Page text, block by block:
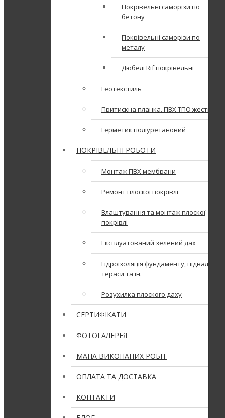
Покрівельні саморізи по
бетону
Покрівельні саморізи по
металу
Дюбелі Rif покрівельні
Геотекстиль
Притискна планка. ПВХ ТПО жесть
Герметик поліуретановий
ПОКРІВЕЛЬНІ РОБОТИ
Монтаж ПВХ мембрани
Ремонт плоскої покрівлі
Влаштування та монтаж плоскої
покрівлі
Експлуатований зелений дах
Гідроізоляція фундаменту, підвалу,
тераси та ін.
Розухилка плоского даху
СЕРТИФІКАТИ
ФОТОГАЛЕРЕЯ
МАПА ВИКОНАНИХ РОБІТ
ОПЛАТА ТА ДОСТАВКА
КОНТАКТИ